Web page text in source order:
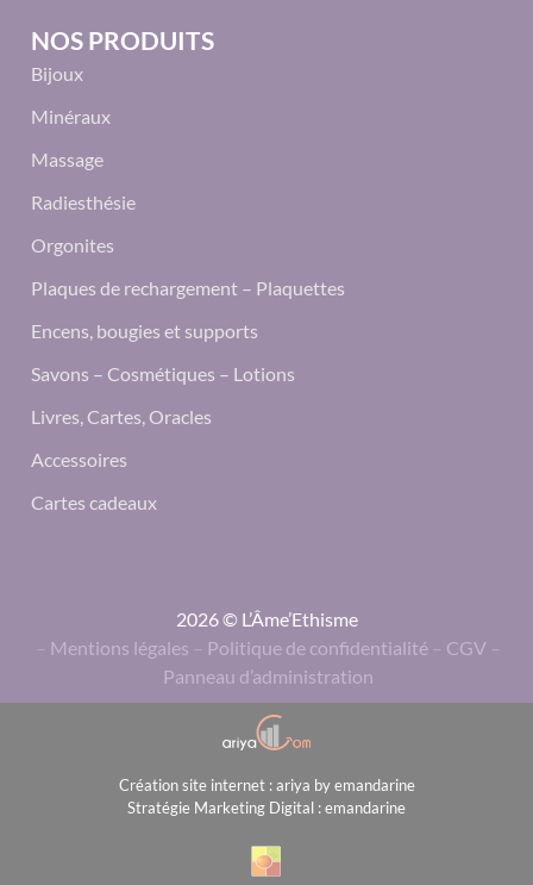
NOS PRODUITS
Bijoux
Minéraux
Massage
Radiesthésie
Orgonites
Plaques de rechargement – Plaquettes
Encens, bougies et supports
Savons – Cosmétiques – Lotions
Livres, Cartes, Oracles
Accessoires
Cartes cadeaux
2026 © L’Âme’Ethisme
– Mentions légales – Politique de confidentialité – CGV –
Panneau d’administration
Création site internet : ariya by emandarine
Stratégie Marketing Digital : emandarine